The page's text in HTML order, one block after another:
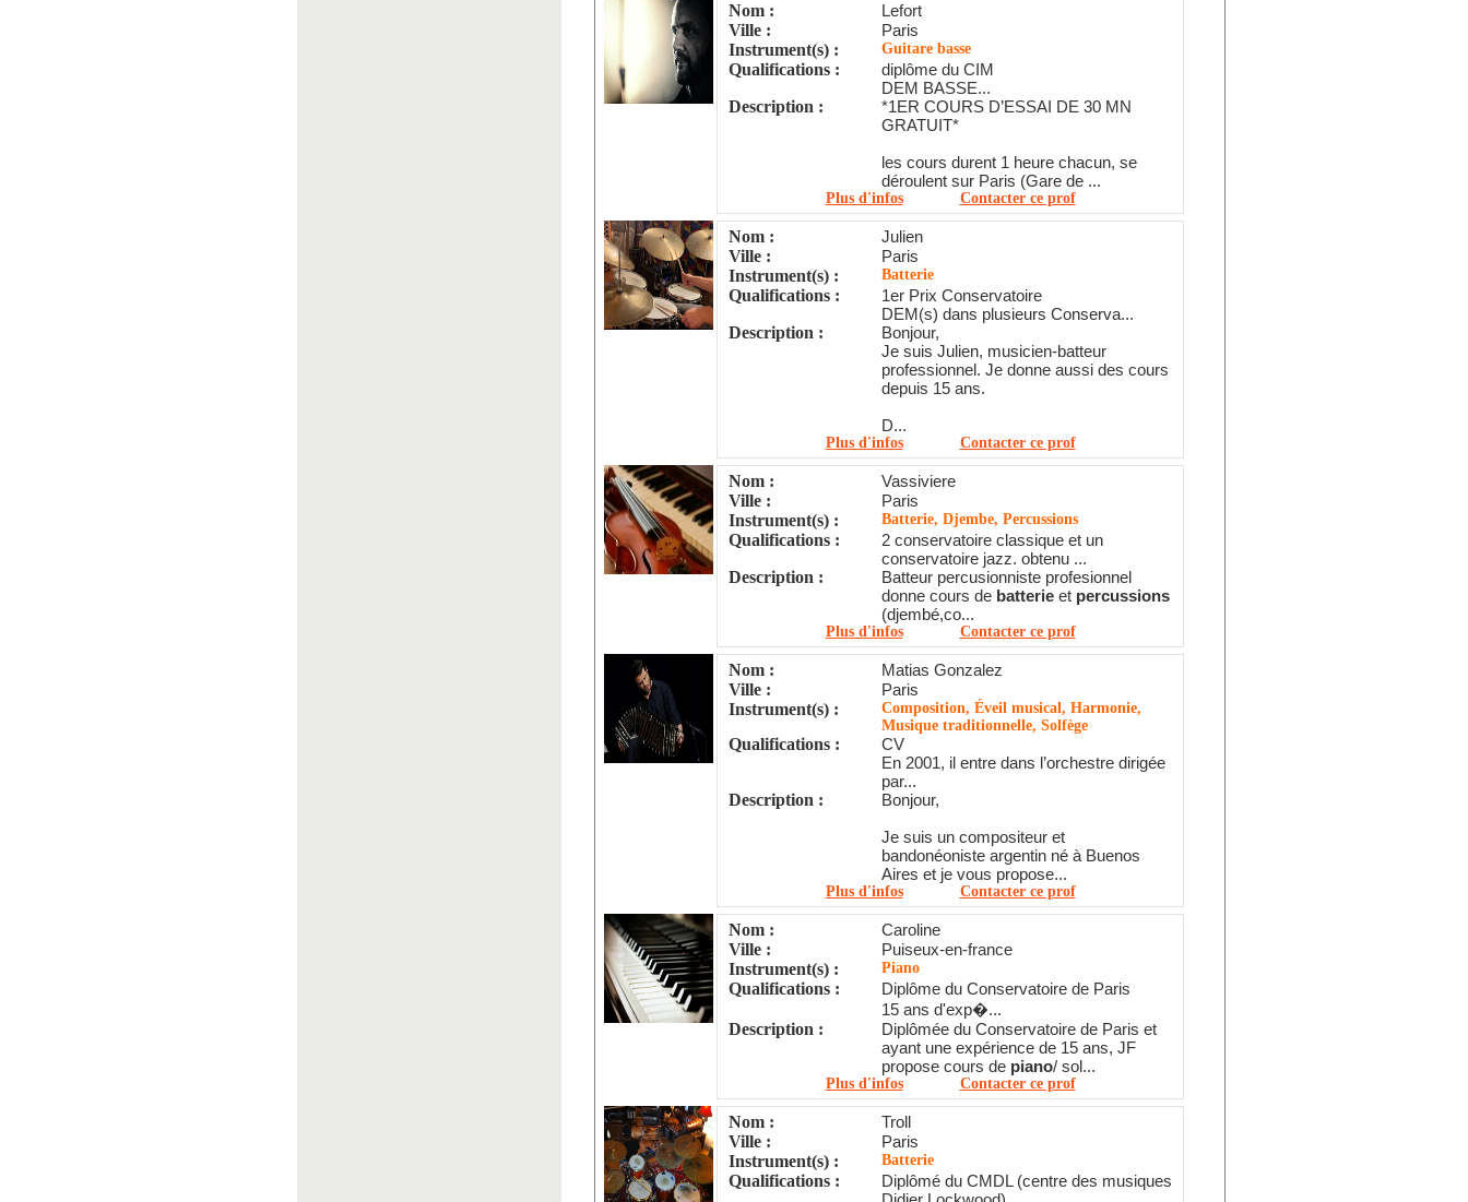
Nom :
Lefort
Ville :
Paris
Instrument(s) :
Guitare basse
Qualifications :
diplôme du CIM
DEM BASSE...
Description :
*1ER COURS D’ESSAI DE 30 MN
GRATUIT*
les cours durent 1 heure chacun, se
déroulent sur Paris (Gare de ...
Plus d'infos Contacter ce prof
Nom :
Julien
Ville :
Paris
Instrument(s) :
Batterie
Qualifications :
1er Prix Conservatoire
DEM(s) dans plusieurs Conserva...
Description :
Bonjour,
Je suis Julien, musicien-batteur
professionnel. Je donne aussi des cours
depuis 15 ans.
D...
Plus d'infos Contacter ce prof
Nom :
Vassiviere
Ville :
Paris
Instrument(s) :
Batterie, Djembe, Percussions
Qualifications :
2 conservatoire classique et un
conservatoire jazz. obtenu ...
Description :
Batteur percusionniste profesionnel
donne cours de batterie et percussions
(djembé,co...
Plus d'infos Contacter ce prof
Nom :
Matias Gonzalez
Ville :
Paris
Instrument(s) :
Composition, Éveil musical, Harmonie,
Musique traditionnelle, Solfège
Qualifications :
CV
En 2001, il entre dans l’orchestre dirigée
par...
Description :
Bonjour,
Je suis un compositeur et
bandonéoniste argentin né à Buenos
Aires et je vous propose...
Plus d'infos Contacter ce prof
Nom :
Caroline
Ville :
Puiseux-en-france
Instrument(s) :
Piano
Qualifications :
Diplôme du Conservatoire de Paris
15 ans d'exp�...
Description :
Diplômée du Conservatoire de Paris et
ayant une expérience de 15 ans, JF
propose cours de piano/ sol...
Plus d'infos Contacter ce prof
Nom :
Troll
Ville :
Paris
Instrument(s) :
Batterie
Qualifications :
Diplômé du CMDL (centre des musiques